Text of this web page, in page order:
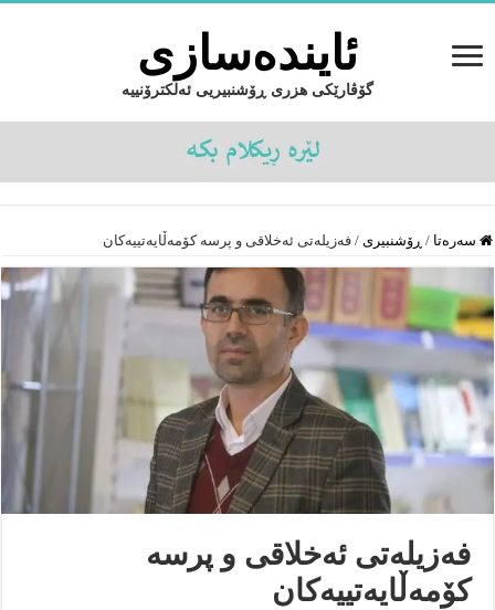
ئایندەسازى
گۆڤارێکی هزری ڕۆشنبیریی ئەلکترۆنییە
سەرەتا / ڕۆشنبیرى / فه‌زیله‌تى ئه‌خلاقى و پرسه‌ كۆمه‌ڵایه‌تییه‌كان
فه‌زیله‌تى ئه‌خلاقى و پرسه‌
كۆمه‌ڵایه‌تییه‌كان